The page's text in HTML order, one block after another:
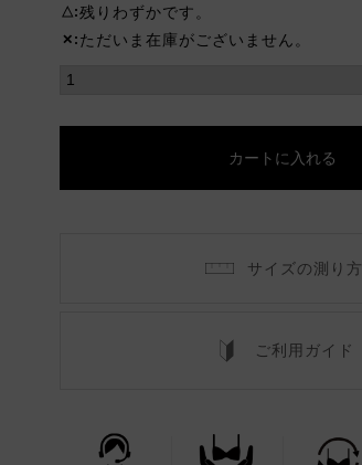
△ 残りわずかです。
✕ ただいま在庫がございません。
カートに入れる
サイズの測り方
ご利用ガイド